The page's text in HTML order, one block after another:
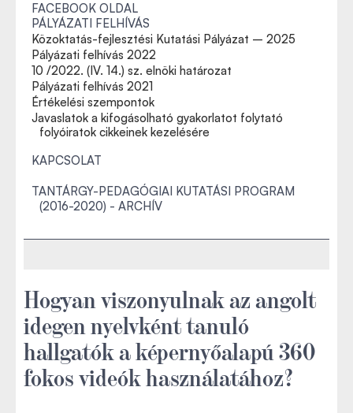
FACEBOOK OLDAL
PÁLYÁZATI FELHÍVÁS
Közoktatás-fejlesztési Kutatási Pályázat – 2025
Pályázati felhívás 2022
10 /2022. (IV. 14.) sz. elnöki határozat
Pályázati felhívás 2021
Értékelési szempontok
Javaslatok a kifogásolható gyakorlatot folytató
folyóiratok cikkeinek kezelésére
KAPCSOLAT
TANTÁRGY-PEDAGÓGIAI KUTATÁSI PROGRAM
(2016-2020) - ARCHÍV
Hogyan viszonyulnak az angolt
idegen nyelvként tanuló
hallgatók a képernyőalapú 360
fokos videók használatához?